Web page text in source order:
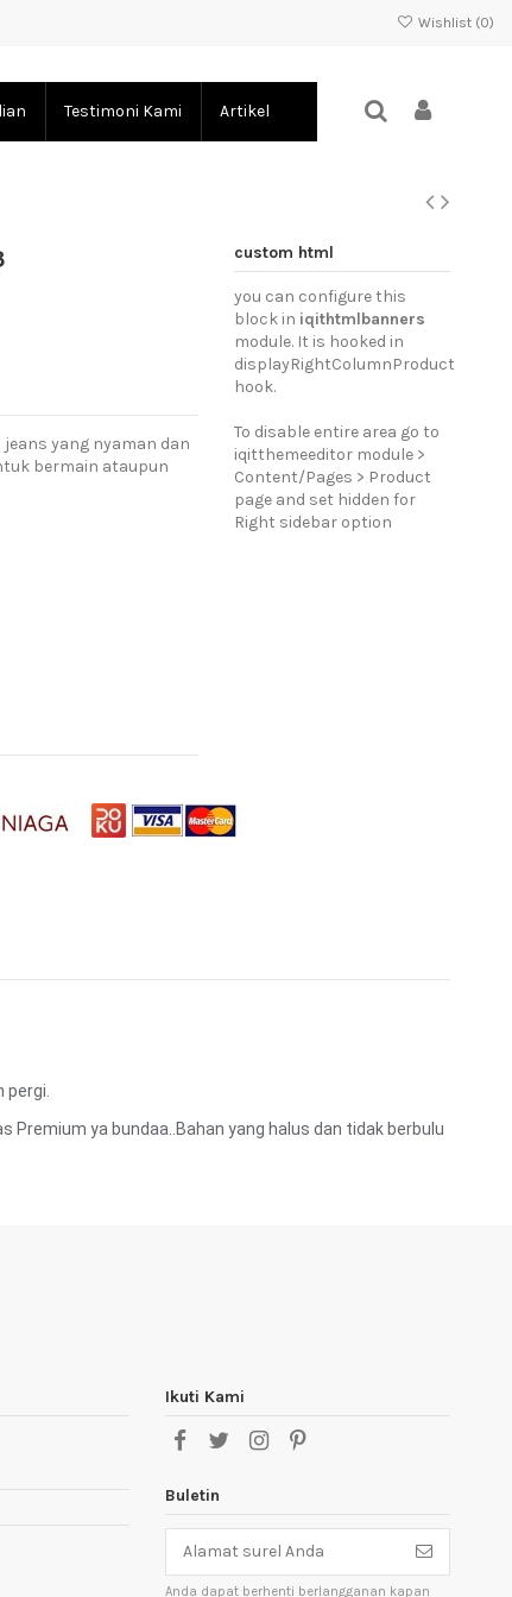
Wishlist (0)
Testimoni Kami Artikel
yang nyaman dan
bermain ataupun
custom html
you can configure this
block in iqithtmlbanners
module. It is hooked in
displayRightColumnProduct
hook.
To disable entire area go to
iqitthemeeditor module >
Content/Pages > Product
page and set hidden for
Right sidebar option
pergi.
Premium ya bundaa..Bahan yang halus dan tidak berbulu
Ikuti Kami
Buletin
Anda dapat berhenti berlangganan kapan